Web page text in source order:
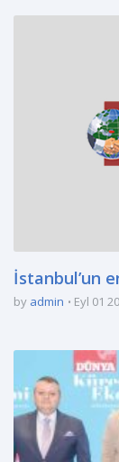
İstanbul’un
by admin Eyl 01